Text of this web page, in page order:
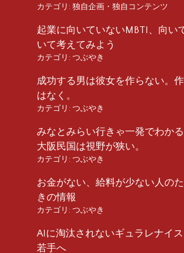
カテゴリ: 独自企画・独自コンテンツ
起業に向いていないMBTI、向い
いて考えてみよう
カテゴリ: つぶやき
成功する男は彼女を作らない。
はなく。
カテゴリ: つぶやき
みなとみらい行きゃ一発でわか
大阪民国は視野が狭い。
カテゴリ: つぶやき
お金がない、給料が少ない人の
きの情報
カテゴリ: つぶやき
AIに淘汰されないギュラレナイ
若手へ